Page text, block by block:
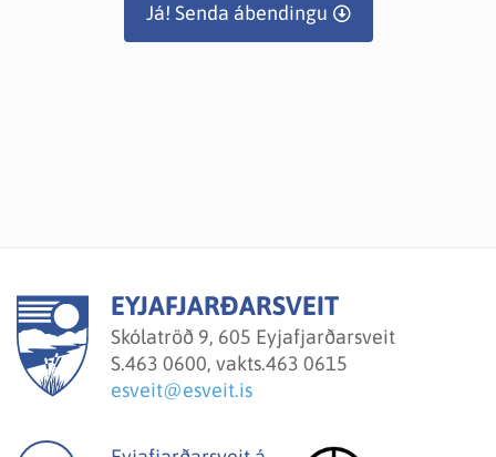
Já! Senda ábendingu
EYJAFJARÐARSVEIT
Skólatröð 9, 605 Eyjafjarðarsveit
S.463 0600, vakts.463 0615
esveit@esveit.is